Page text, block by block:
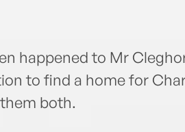
happened to Mr
to find a home for
both.